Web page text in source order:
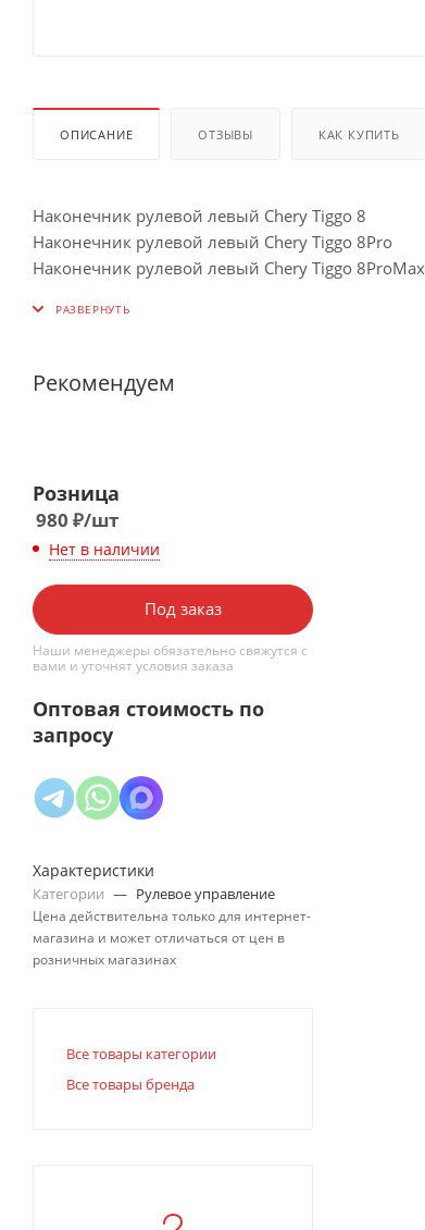
ОПИСАНИЕ ОТЗЫВЫ КАК КУПИТЬ
Наконечник рулевой левый Chery Tiggo 8
Наконечник рулевой левый Chery Tiggo 8Pro
Наконечник рулевой левый Chery Tiggo 8ProMax
Рекомендуем
Розница
980 ₽/шт
Нет в наличии
Под заказ
Наши менеджеры обязательно свяжутся с
вами и уточнят условия заказа
Оптовая стоимость по
запросу
Характеристики
Категории — Рулевое управление
Цена действительна только для интернет-
магазина и может отличаться от цен в
розничных магазинах
Все товары категории
Все товары бренда